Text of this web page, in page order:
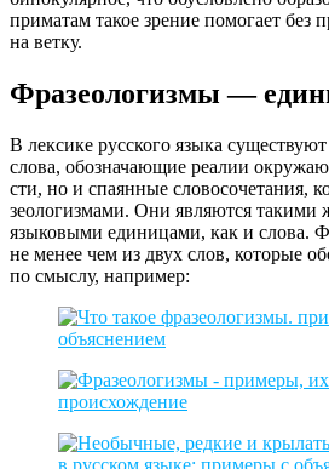
приматам такое зрение помогает без
на ветку.
Фразеологизмы —
В лек­си­ке рус­ско­го язы­ка
сло­ва, обо­зна­ча­ю­щие реа­лии
сти, но и спа­ян­ные сло­во­со­че­та­ния,
зео­ло­гиз­ма­ми. Они явля­ют­ся таки­ми
язы­ко­вы­ми еди­ни­ца­ми, как и сло­ва.
не менее чем из двух слов, кото­рые
по смыс­лу, например: